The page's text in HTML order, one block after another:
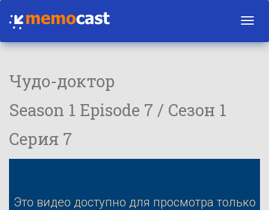
Чудо-доктор
Season 1 Episode 7 / Сезон 1
Серия 7
Это видео доступно для просмотра только